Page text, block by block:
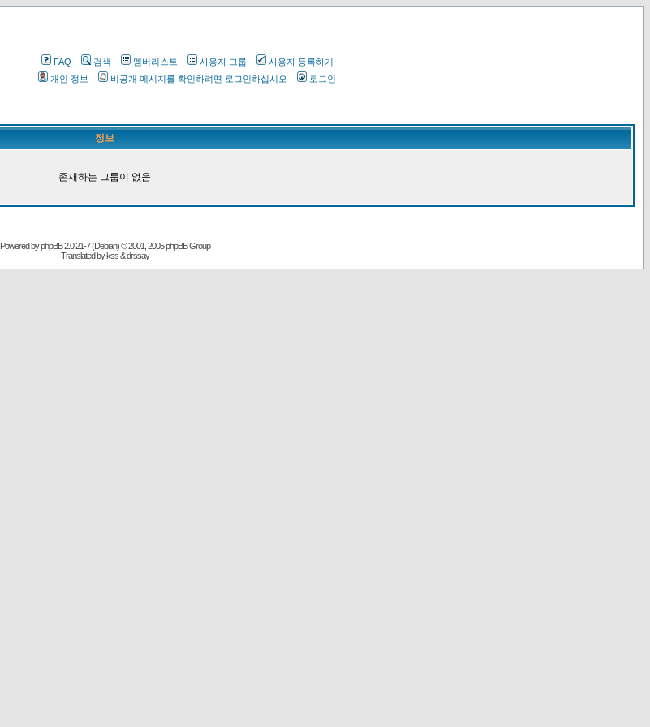
FAQ 검색 멤버리스트 사용자 그룹
사용자 등록하기
개인 정보
비공개 메시지를 확인하려면 로그인하십시오 로그인
정보
존재하는 그룹이 없음
Powered byphpBB2.0.21-7 (Debian) © 2001, 2005 phpBB Group
Translated by kss & drssay